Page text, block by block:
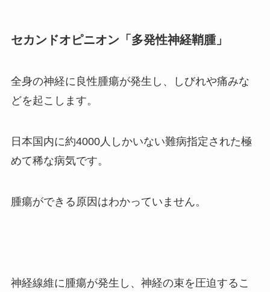
セカンドオピニオン「多発性神経鞘腫」
全身の神経に良性腫瘍が発生し、しびれや痛みな
どを起こします。
日本国内に約4000人しかいない難病指定された極
めて稀な病気です。
腫瘍ができる原因はわかっていません。
神経線維に腫瘍が発生し、神経の束を圧迫するこ